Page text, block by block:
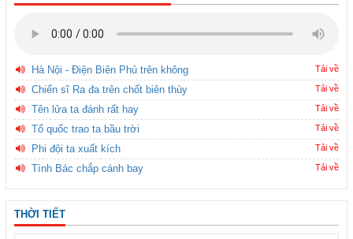
Hà Nội - Điện Biên Phủ trên không Tải về
Chiến sĩ Ra đa trên chốt biên thùy Tải về
Tên lửa ta đánh rất hay Tải về
Tổ quốc trao ta bầu trời Tải về
Phi đội ta xuất kích Tải về
Tình Bác chắp cánh bay Tải về
THỜI TIẾT